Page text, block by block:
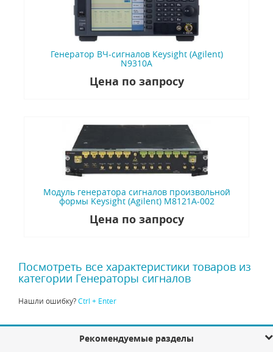
Генератор ВЧ-сигналов Keysight (Agilent)
N9310A
Цена по запросу
Модуль генератора сигналов произвольной
формы Keysight (Agilent) M8121A-002
Цена по запросу
Посмотреть все характеристики товаров из
категории Генераторы сигналов
Нашли ошибку?Ctrl + Enter
Рекомендуемые разделы